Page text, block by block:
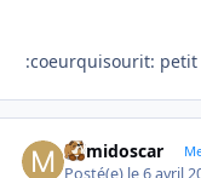
:coeurquisourit: petit
mimidoscar
Posté(e) le 6 avril